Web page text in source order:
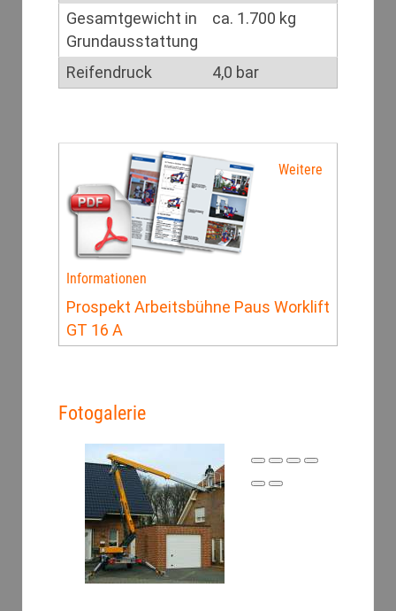
Gesamtgewicht in
Grundausstattung
ca. 1.700 kg
Reifendruck 4,0 bar
Weitere
Informationen
Prospekt Arbeitsbühne Paus Worklift
GT 16 A
Fotogalerie